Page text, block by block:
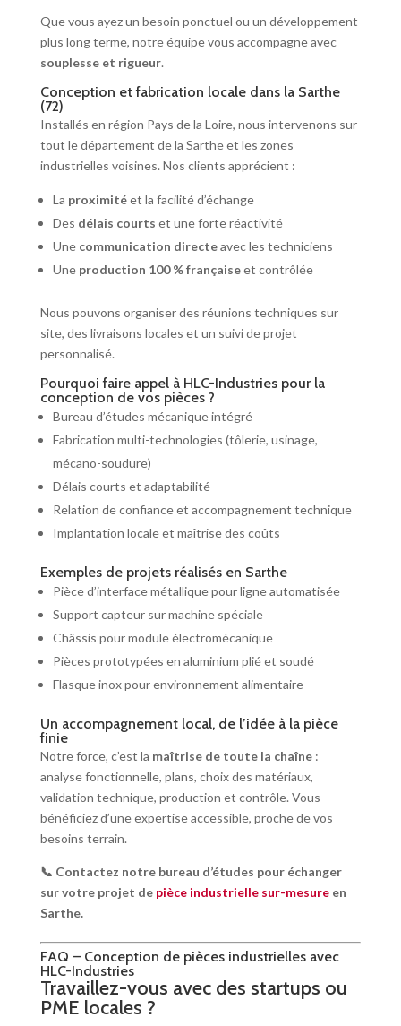
Que vous ayez un besoin ponctuel ou un développement
plus long terme, notre équipe vous accompagne avec
souplesse et rigueur.
Conception et fabrication locale dans la Sarthe
(72)
Installés en région Pays de la Loire, nous intervenons sur
tout le département de la Sarthe et les zones
industrielles voisines. Nos clients apprécient :
La proximitéet la facilité d’échange
Des délais courts et une forte réactivité
Une communication directeavec les techniciens
Une production 100 % françaiseet contrôlée
Nous pouvons organiser des réunions techniques sur
site, des livraisons locales et un suivi de projet
personnalisé.
Pourquoi faire appel à HLC-Industries pour la
conception de vos pièces ?
Bureau d’études mécanique intégré
Fabrication multi-technologies (tôlerie, usinage,
mécano-soudure)
Délais courts et adaptabilité
Relation de confiance et accompagnement technique
Implantation locale et maîtrise des coûts
Exemples de projets réalisés en Sarthe
Pièce d’interface métallique pour ligne automatisée
Support capteur sur machine spéciale
Châssis pour module électromécanique
Pièces prototypées en aluminium plié et soudé
Flasque inox pour environnement alimentaire
Un accompagnement local, de l’idée à la pièce
finie
Notre force, c’est la maîtrise de toute la chaîne:
analyse fonctionnelle, plans, choix des matériaux,
validation technique, production et contrôle. Vous
bénéficiez d’une expertise accessible, proche de vos
besoins terrain.
📞 Contactez notre bureau d’études pour échanger
sur votre projet de pièce industrielle sur-mesureen
Sarthe.
FAQ – Conception de pièces industrielles avec
HLC-Industries
Travaillez-vous avec des startups ou
PME locales ?